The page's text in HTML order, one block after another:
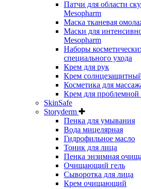
Патчи для области
Mesopharm
Маска тканевая
Маски для
Mesopharm
Наборы
специального ухода
Крем для рук
Крем
Косметика для
Крем для проблемной
SkinSafe
Storyderm
Пенка для умывания
Вода мицелярная
Гидрофильное масло
Тоник для лица
Пенка энзимная
Очищающий гель
Сыворотка для лица
Крем очищающий